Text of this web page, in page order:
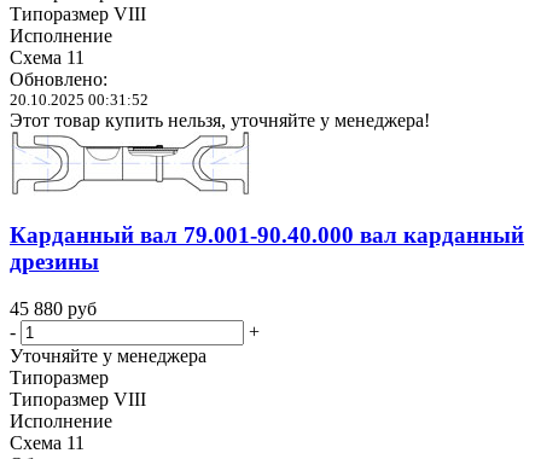
Типоразмер VIII
Исполнение
Схема 11
Обновлено:
20.10.2025 00:31:52
Этот товар купить нельзя, уточняйте у менеджера!
Карданный вал 79.001-90.40.000 вал карданный
дрезины
45 880 руб
-
+
Уточняйте у менеджера
Типоразмер
Типоразмер VIII
Исполнение
Схема 11